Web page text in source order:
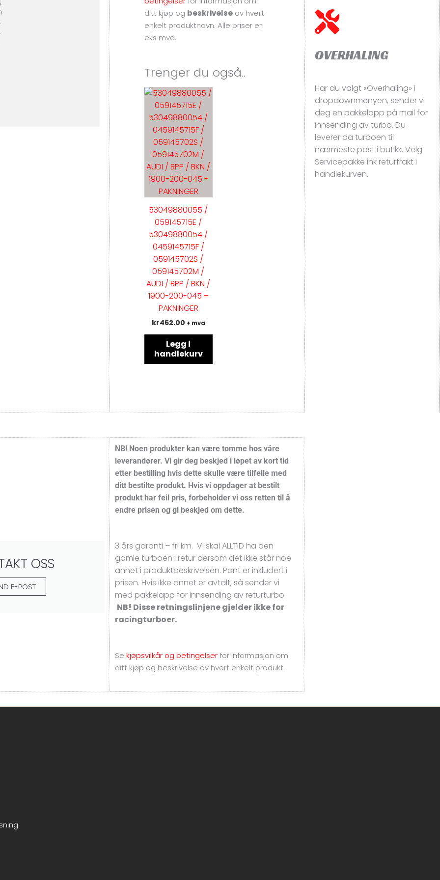
ditt kjøp og beskrivelseav hvert
enkelt produktnavn. Alle priser er
eks mva.
Trenger du også..
53049880055 /
059145715E /
53049880054 /
0459145715F /
059145702S /
059145702M /
AUDI / BPP / BKN /
1900-200-045 –
PAKNINGER
kr462.00 + mva
Legg i
handlekurv
OVERHALING
Har du valgt «Overhaling» i
dropdownmenyen, sender vi
deg en pakkelapp på mail for
innsending av turbo. Du
leverer da turboen til
nærmeste post i butikk. Velg
Servicepakke ink returfrakt i
handlekurven.
OSS
E-POST
NB! Noen produkter kan være tomme hos våre
leverandører. Vi gir deg beskjed i løpet av kort tid
etter bestilling hvis dette skulle være tilfelle med
ditt bestilte produkt. Hvis vi oppdager at bestilt
produkt har feil pris, forbeholder vi oss retten til å
endre prisen og gi beskjed om dette.
3 års garanti – fri km. Vi skal ALLTID ha den
gamle turboen i retur dersom det ikke står noe
annet i produktbeskrivelsen. Pant er inkludert i
prisen. Hvis ikke annet er avtalt, så sender vi
med pakkelapp for innsending av returturbo.
NB! Disse retningslinjene gjelder ikke for
racingturboer.
Se kjøpsvilkår og betingelserfor informasjon om
ditt kjøp og beskrivelse av hvert enkelt produkt.